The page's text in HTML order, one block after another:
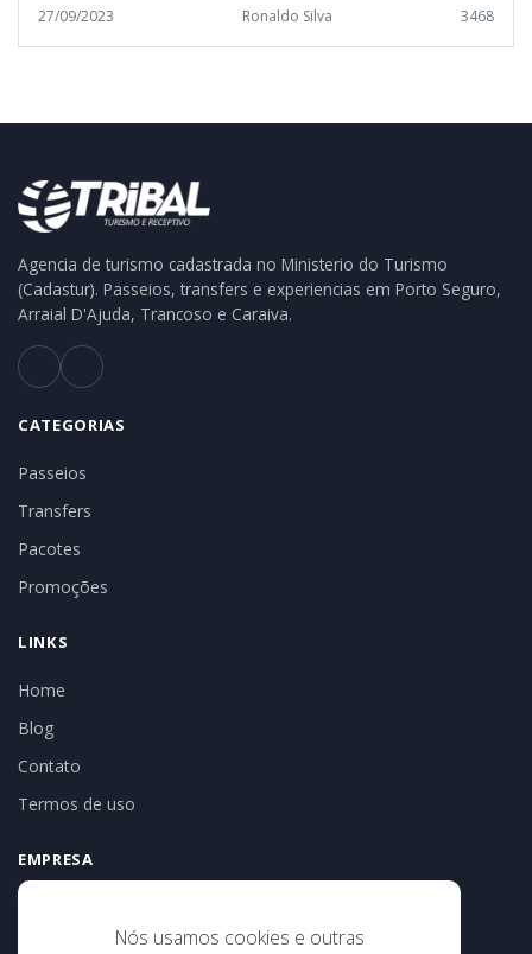
27/09/2023 Ronaldo Silva 3468
Agencia de turismo cadastrada no Ministerio do Turismo
(Cadastur). Passeios, transfers e experiencias em Porto Seguro,
Arraial D'Ajuda, Trancoso e Caraiva.
CATEGORIAS
Passeios
Transfers
Pacotes
Promoções
LINKS
Home
Blog
Contato
Termos de uso
EMPRESA
CNPJ: 186.525.35-0001-02Nós usamos cookies e outras